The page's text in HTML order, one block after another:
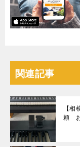
関連記事
【
頼